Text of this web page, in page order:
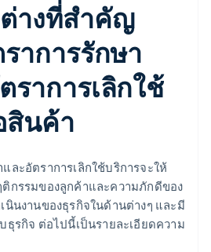
างที่สําคัญ
าการรักษา
ราการเลิกใช้
สินค้า
ละอัตราการเลิกใช้บริการจะให้
กรรมของลูกค้าและความภักดีของ
นินงานของธุรกิจในด้านต่างๆ และมี
ธุรกิจ ต่อไปนี้เป็นรายละเอียดความ